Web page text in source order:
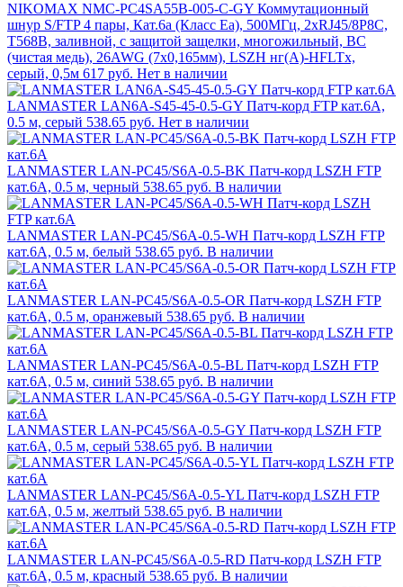
NIKOMAX NMC-PC4SA55B-005-C-GY Коммутационный
шнур S/FTP 4 пары, Кат.6a (Класс Ea), 500МГц, 2хRJ45/8P8C,
T568B, заливной, с защитой защелки, многожильный, BC
(чистая медь), 26AWG (7х0,165мм), LSZH нг(А)-HFLTx,
серый, 0,5м 617 руб. Нет в наличии
LANMASTER LAN6A-S45-45-0.5-GY Патч-корд FTP кат.6A,
0.5 м, серый 538.65 руб. Нет в наличии
LANMASTER LAN-PC45/S6A-0.5-BK Патч-корд LSZH FTP
кат.6A, 0.5 м, черный 538.65 руб. В наличии
LANMASTER LAN-PC45/S6A-0.5-WH Патч-корд LSZH FTP
кат.6A, 0.5 м, белый 538.65 руб. В наличии
LANMASTER LAN-PC45/S6A-0.5-OR Патч-корд LSZH FTP
кат.6A, 0.5 м, оранжевый 538.65 руб. В наличии
LANMASTER LAN-PC45/S6A-0.5-BL Патч-корд LSZH FTP
кат.6A, 0.5 м, синий 538.65 руб. В наличии
LANMASTER LAN-PC45/S6A-0.5-GY Патч-корд LSZH FTP
кат.6A, 0.5 м, серый 538.65 руб. В наличии
LANMASTER LAN-PC45/S6A-0.5-YL Патч-корд LSZH FTP
кат.6A, 0.5 м, желтый 538.65 руб. В наличии
LANMASTER LAN-PC45/S6A-0.5-RD Патч-корд LSZH FTP
кат.6A, 0.5 м, красный 538.65 руб. В наличии